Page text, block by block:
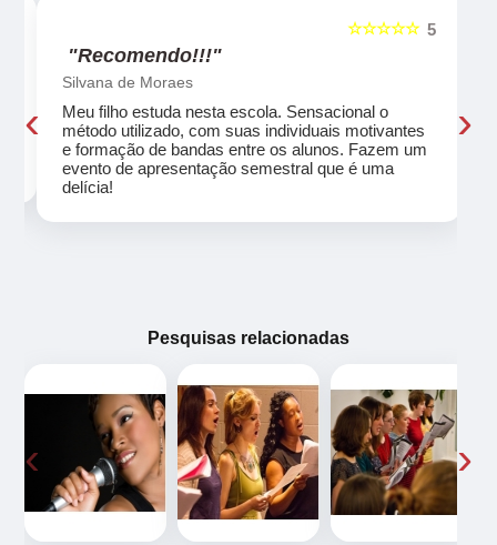
5
☆☆☆☆☆
"Recomendo!!!"
Silvana de Moraes
Meu filho estuda nesta escola. Sensacional o
método utilizado, com suas individuais motivantes
e formação de bandas entre os alunos. Fazem um
evento de apresentação semestral que é uma
delícia!
‹ ›
Pesquisas relacionadas
‹ ›